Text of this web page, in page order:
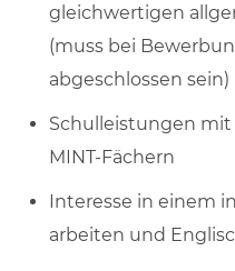
gleichwertigen
(muss bei
abgeschlossen sein)
Schulleistungen
MINT-Fächern
Interesse in einem
arbeiten und